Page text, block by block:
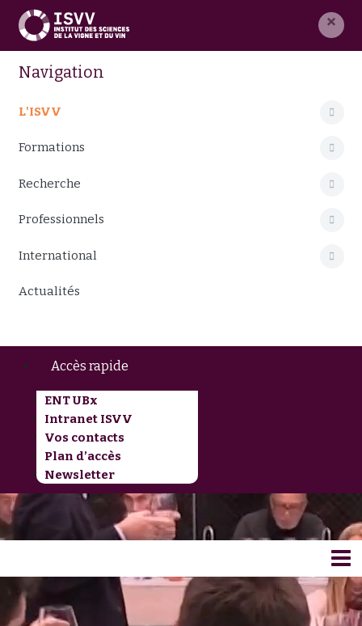
×
Navigation
L'ISVV
Formations
Recherche
Professionnels
International
Actualités
Accès rapide
ENT UBx
Intranet ISVV
Vos contacts
Plan d’accès
Newsletter